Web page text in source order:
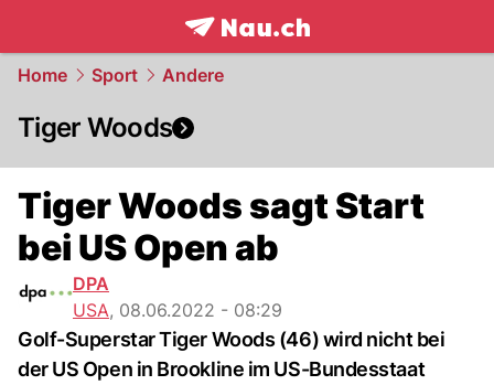
frontpage.NAU.ch
Home Sport Andere
Tiger Woods
Tiger Woods sagt Start
bei US Open ab
DPA
USA, 08.06.2022 - 08:29
Golf-Superstar Tiger Woods (46) wird nicht bei
der US Open in Brookline im US-Bundesstaat